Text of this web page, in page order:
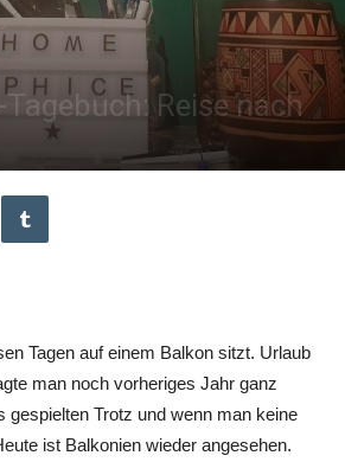
Reise nach
Tagen auf einem Balkon sitzt. Urlaub
man noch vorheriges Jahr ganz
gespielten Trotz und wenn man keine
ist Balkonien wieder angesehen.